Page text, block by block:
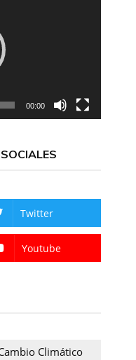
00:00
Twitter
Youtube
Climático